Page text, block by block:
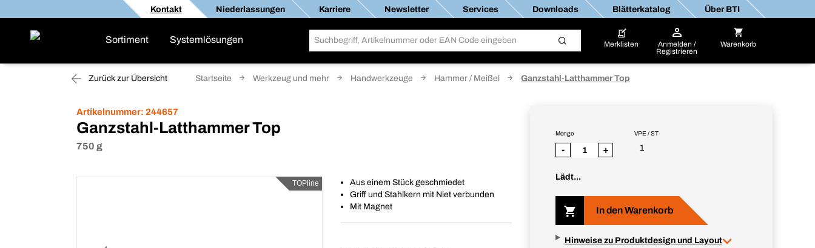
Kontakt Niederlassungen Karriere Newsletter Services Downloads Blätterkatalog Über BTI
Sortiment Systemlösungen Merklisten
Anmelden /
Registrieren
Warenkorb
Zurück zur Übersicht Startseite Werkzeug und mehr Handwerkzeuge Hammer / Meißel Ganzstahl-Latthammer Top
Artikelnummer: 244657
Ganzstahl-Latthammer Top
750 g
TOPline
Aus einem Stück geschmiedet
Griff und Stahlkern mit Niet verbunden
Mit Magnet
VPE / ST
1
Menge
- +
Lädt...
In den Warenkorb
Hinweise zu Produktdesign und Layout